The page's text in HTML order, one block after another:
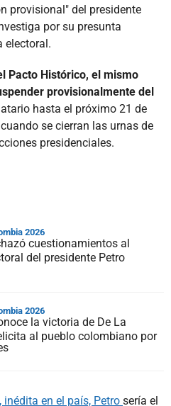
provisional" del presidente
por su presunta
electoral.
Pacto Histórico, el mismo
provisionalmente del
hasta el próximo 21 de
se cierran las urnas de
presidenciales.
2026
cuestionamientos al
del presidente Petro
2026
la victoria de De La
al pueblo colombiano por
en el país, Petro sería el